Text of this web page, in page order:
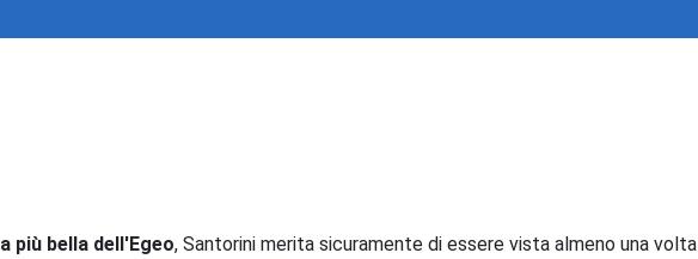
più bella dell'Egeo, Santorini merita sicuramente di essere vista almeno una volta